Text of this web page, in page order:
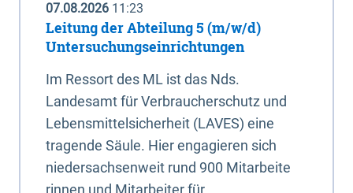
07.08.2026 11:23
Leitung der Abteilung 5 (m/w/d)
Untersuchungseinrichtungen
Im Ressort des ML ist das Nds.
Landesamt für Verbraucherschutz und
Lebensmittelsicherheit (LAVES) eine
tragende Säule. Hier engagieren sich
niedersachsenweit rund 900 Mitarbeite